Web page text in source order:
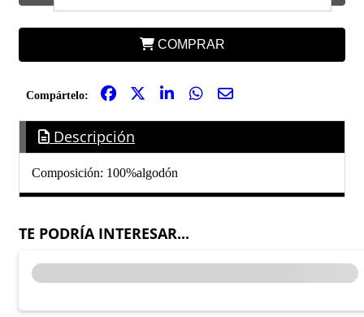
COMPRAR
Compártelo:
Descripción
Composición: 100%algodón
TE PODRÍA INTERESAR...